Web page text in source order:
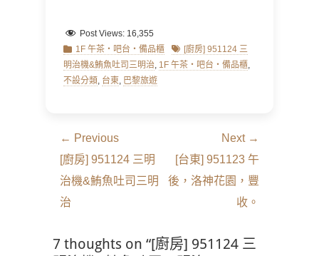
Post Views: 16,355
Categories
1F 午茶‧吧台‧備品櫃 Tags[廚房] 951124 三
明治機&鮪魚吐司三明治, 1F 午茶‧吧台‧備品櫃,
不設分類, 台東, 巴黎旅遊
文
章
導
覽
← Previous
Previous
post:
[廚房] 951124 三明
治機&鮪魚吐司三明
治
Next →
Next
post:
[台東] 951123 午
後，洛神花園，豐
收。
7 thoughts on “[廚房] 951124 三